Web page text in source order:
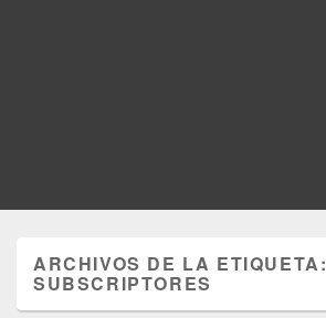
ARCHIVOS DE LA ETIQUETA:
SUBSCRIPTORES